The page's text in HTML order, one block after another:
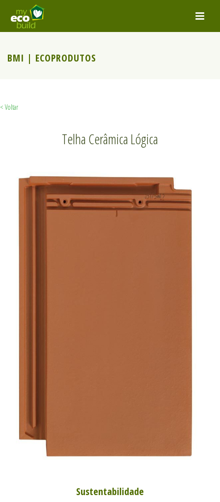
BMI | ECOPRODUTOS
< Voltar
Telha Cerâmica Lógica
Sustentabilidade